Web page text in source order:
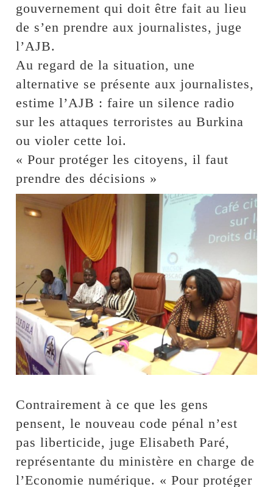
gouvernement qui doit être fait au lieu
de s’en prendre aux journalistes, juge
l’AJB.
Au regard de la situation, une
alternative se présente aux journalistes,
estime l’AJB : faire un silence radio
sur les attaques terroristes au Burkina
ou violer cette loi.
« Pour protéger les citoyens, il faut
prendre des décisions »
Contrairement à ce que les gens
pensent, le nouveau code pénal n’est
pas liberticide, juge Elisabeth Paré,
représentante du ministère en charge de
l’Economie numérique. « Pour protéger